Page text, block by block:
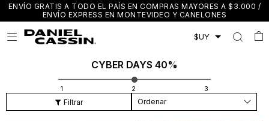
ENVÍO GRATIS A TODO EL PAÍS EN COMPRAS MAYORES A $3.000 /
ENVÍO EXPRESS EN MONTEVIDEO Y CANELONES

CYBER DAYS 40%
Recomendados